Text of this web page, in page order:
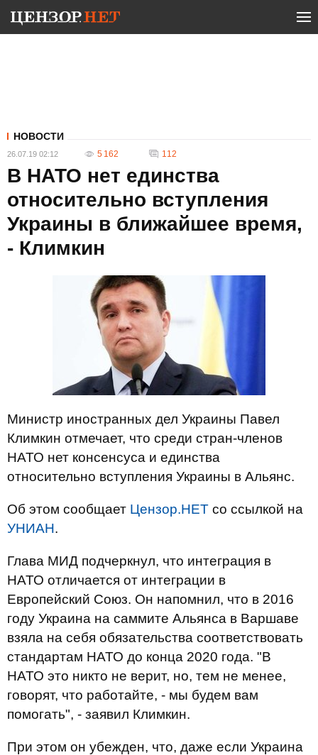
НОВОСТИ
26.07.19 02:12 5 162 112
В НАТО нет единства
относительно вступления
Украины в ближайшее время,
- Климкин
Министр иностранных дел Украины Павел
Климкин отмечает, что среди стран-членов
НАТО нет консенсуса и единства
относительно вступления Украины в Альянс.
Об этом сообщает Цензор.НЕТ со ссылкой на
УНИАН.
Глава МИД подчеркнул, что интеграция в
НАТО отличается от интеграции в
Европейский Союз. Он напомнил, что в 2016
году Украина на саммите Альянса в Варшаве
взяла на себя обязательства соответствовать
стандартам НАТО до конца 2020 года. "В
НАТО это никто не верит, но, тем не менее,
говорят, что работайте, - мы будем вам
помогать", - заявил Климкин.
При этом он убежден, что, даже если Украина